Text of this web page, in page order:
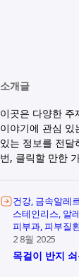
소개글
이곳은 다양한 주
이야기에 관심 있
있는 정보를 전달
번, 클릭할 만한
건강 금속알레
스테인리스 알
피부과 피부질
2 8월 2025
목걸이 반지